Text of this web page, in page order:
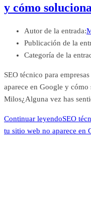
y cómo
Autor de la entrada:
Publicación de la
Categoría de la
SEO técnico para
aparece en Google y
Milos¿Alguna vez has
Continuar leyendoSEO
tu sitio web no aparece en